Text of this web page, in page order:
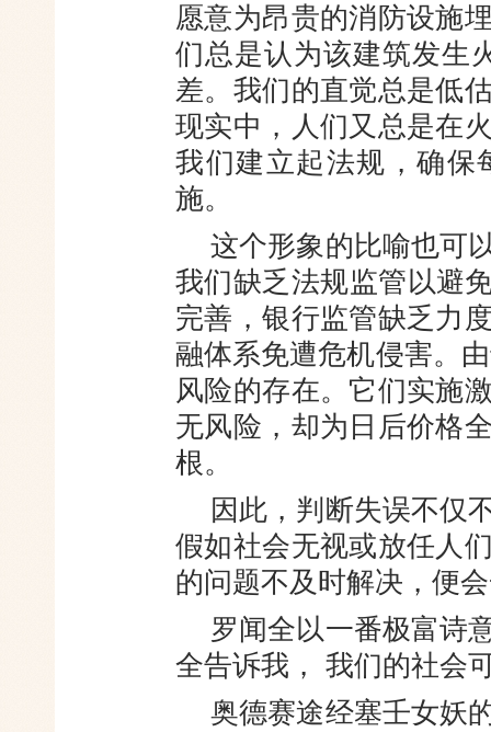
愿意为昂贵的消防设施
们总是认为该建筑发生
差。我们的直觉总是低
现实中，人们又总是在
我们建立起法规，确保
施。
这个形象的比喻也可
我们缺乏法规监管以避
完善，银行监管缺乏力
融体系免遭危机侵害。
风险的存在。它们实施
无风险，却为日后价格
根。
因此，判断失误不仅
假如社会无视或放任人
的问题不及时解决，便
罗闻全以一番极富诗
全告诉我， 我们的社会
奥德赛途经塞壬女妖